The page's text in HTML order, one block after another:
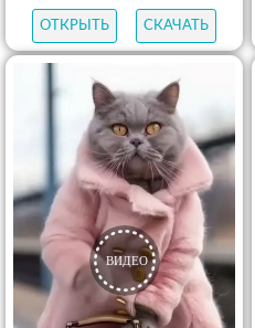
ОТКРЫТЬ СКАЧАТЬ